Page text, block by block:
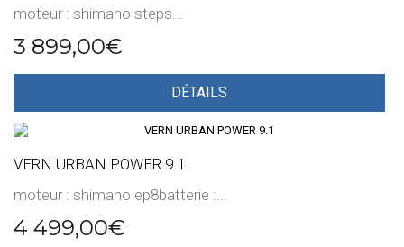
moteur : shimano steps...
3 899,00€
DÉTAILS
VERN URBAN POWER 9.1
moteur : shimano ep8batterie :...
4 499,00€